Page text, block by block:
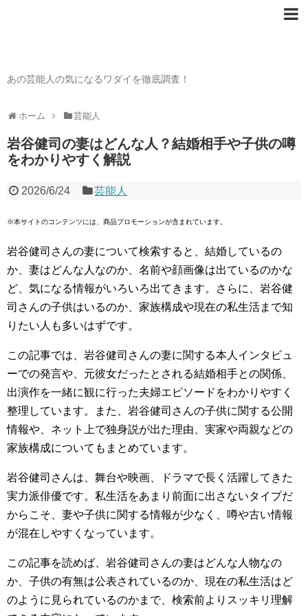
あの芸能人の気になるワダイを徹底調査！
ホーム 芸能人
岩谷健司の妻はどんな人？結婚相手や子供の噂
をわかりやすく解説
2026/6/24 芸能人
※本サイトのコンテンツには、商品プロモーションが含まれています。
岩谷健司さんの妻について検索すると、結婚しているの
か、妻はどんな人なのか、名前や顔画像は出ているのかな
ど、気になる情報がいろいろ出てきます。さらに、岩谷健
司さんの子供はいるのか、家族構成や現在の私生活まで知
りたい人も多いはずです。
この記事では、岩谷健司さんの妻に関する本人インタビュ
ーでの発言や、元彼女だったとされる結婚相手との関係、
出演作を一緒に観に行った夫婦エピソードをわかりやすく
整理しています。また、岩谷健司さんの子供に関する公開
情報や、ネット上で独身説が出た理由、実家や両親などの
家族構成についてもまとめています。
岩谷健司さんは、舞台や映画、ドラマで長く活躍してきた
実力派俳優です。私生活をあまり前面に出さないタイプだ
からこそ、妻や子供に関する情報が少なく、噂や古い情報
が混在しやすくなっています。
この記事を読めば、岩谷健司さんの妻はどんな人物なの
か、子供の有無は公表されているのか、現在の私生活はど
のように見られているのかまで、検索前よりスッキリ理解